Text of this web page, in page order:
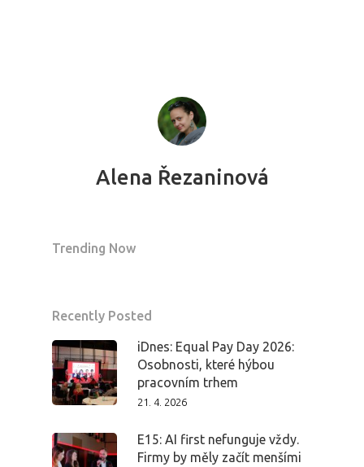
Alena Řezaninová
Trending Now
Recently Posted
iDnes: Equal Pay Day 2026:
Osobnosti, které hýbou
pracovním trhem
21. 4. 2026
E15: AI first nefunguje vždy.
Firmy by měly začít menšími
Dopad